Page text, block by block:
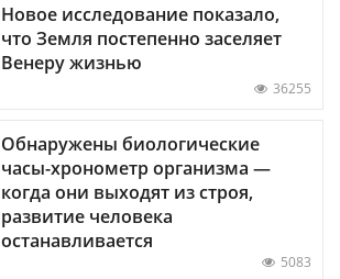
Новое исследование показало,
что Земля постепенно заселяет
Венеру жизнью
36255
Обнаружены биологические
часы-хронометр организма —
когда они выходят из строя,
развитие человека
останавливается
5083